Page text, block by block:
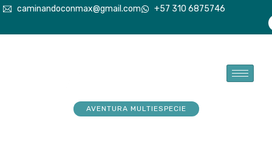
caminandoconmax@gmail.com +57 310 6875746
AVENTURA MULTIESPECIE